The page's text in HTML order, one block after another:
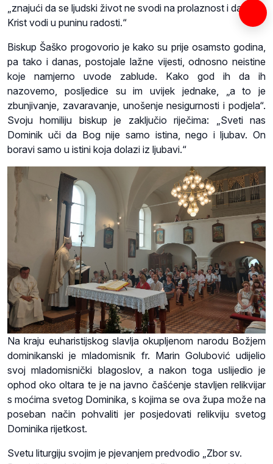
„znajući da se ljudski život ne svodi na prolaznost i da nas
Krist vodi u puninu radosti.“
Biskup Šaško progovorio je kako su prije osamsto godina,
pa tako i danas, postojale lažne vijesti, odnosno neistine
koje namjerno uvode zablude. Kako god ih da ih
nazovemo, posljedice su im uvijek jednake, „a to je
zbunjivanje, zavaravanje, unošenje nesigurnosti i podjela“.
Svoju homiliju biskup je zaključio riječima: „Sveti nas
Dominik uči da Bog nije samo istina, nego i ljubav. On
boravi samo u istini koja dolazi iz ljubavi.“
Na kraju euharistijskog slavlja okupljenom narodu Božjem
dominikanski je mladomisnik fr. Marin Golubović udijelio
svoj mladomisnički blagoslov, a nakon toga uslijedio je
ophod oko oltara te je na javno čašćenje stavljen relikvijar
s moćima svetog Dominika, s kojima se ova župa može na
poseban način pohvaliti jer posjedovati relikviju svetog
Dominika rijetkost.
Svetu liturgiju svojim je pjevanjem predvodio „Zbor sv.